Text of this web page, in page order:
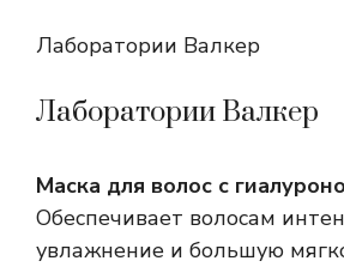
Лаборатории Валкер
Лаборатории Валкер
Маска для волос с
Обеспечивает волосам
увлажнение и большую